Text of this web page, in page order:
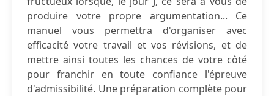
produire votre propre argumentation... Ce
manuel vous permettra d'organiser avec
efficacité votre travail et vos révisions, et de
mettre ainsi toutes les chances de votre côté
pour franchir en toute confiance l'épreuve
d'admissibilité. Une préparation complète pour